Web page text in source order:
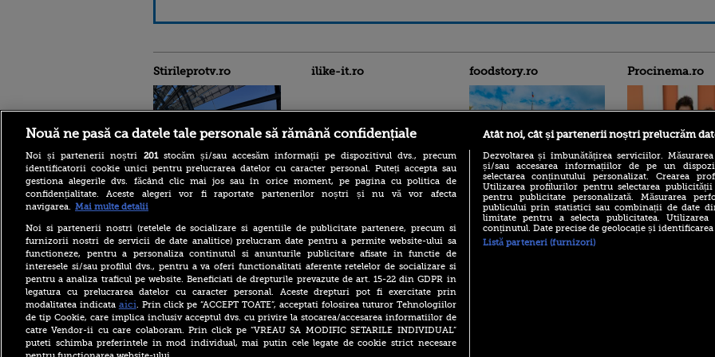
Stirileprotv.ro
Ţinta dronei găsite la
transporta muniţie
Societatea de Transport
București și-a cerut
insolvența. Solicitarea a fost
înregistrată la Tribunal
Trafic feroviar întrerupt,
miercuri după amiază, pe
ruta Roşiori Nord – Caracal,
după ce o locomotivă s-a
defectat
ilike-it.ro foodstory.ro
(P) Descoperă Lumea
Evenimentelor din România
cu Transilvania Events!
(P) Raku, gaming intens și o
pauză binemeritată cu...
Procinema.ro
Emoții intense
Sebastian Stan!
Annabelle, l-a
Din 14
Nouă ne pasă ca datele tale personale să rămână confidențiale
Noi și partenerii noștri 201stocăm și/sau accesăm informații pe dispozitivul dvs., precum
identificatorii cookie unici pentru prelucrarea datelor cu caracter personal. Puteți accepta sau
gestiona alegerile dvs. făcând clic mai jos sau în orice moment, pe pagina cu politica de
confidențialitate. Aceste alegeri vor fi raportate partenerilor noștri și nu vă vor afecta
navigarea. Mai multe detalii
Noi si partenerii nostri (retelele de socializare si agentiile de publicitate partenere, precum si
furnizorii nostri de servicii de date analitice) prelucram date pentru a permite website-ului sa
functioneze, pentru a personaliza continutul si anunturile publicitare afisate in functie de
interesele si/sau profilul dvs., pentru a va oferi functionalitati aferente retelelor de socializare si
pentru a analiza traficul pe website. Beneficiati de drepturile prevazute de art. 15-22 din GDPR in
legatura cu prelucrarea datelor cu caracter personal. Aceste drepturi pot fi exercitate prin
modalitatea indicata aici. Prin click pe “ACCEPT TOATE”, acceptati folosirea tuturor Tehnologiilor
de tip Cookie, care implica inclusiv acceptul dvs. cu privire la stocarea/accesarea informatiilor de
catre Vendor-ii cu care colaboram. Prin click pe “VREAU SA MODIFIC SETARILE INDIVIDUAL”
puteti schimba preferintele in mod individual, mai putin cele legate de cookie strict necesare
Atât noi, cât și partenerii noștri prelucrăm
Dezvoltarea și îmbunătățirea serviciilor.
și/sau accesarea informațiilor de pe un
selectarea conținutului personalizat. Crearea
Utilizarea profilurilor pentru selectarea
pentru publicitate personalizată. Măsurarea
publicului prin statistici sau combinații de date
limitate pentru a selecta publicitatea.
conținutul. Date precise de geolocație și
Listă parteneri (furnizori)